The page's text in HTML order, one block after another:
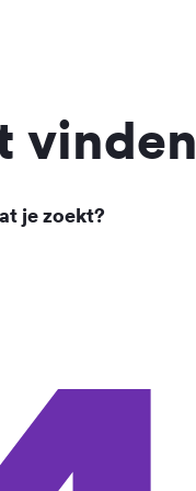
vinden
je zoekt?